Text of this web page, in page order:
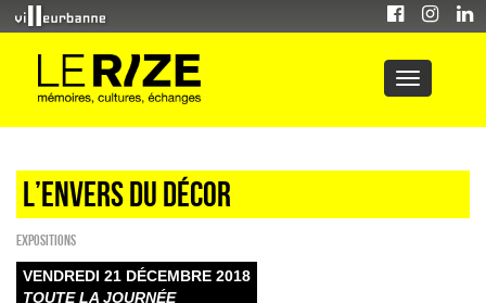
L’envers du décor
EXPOSITIONS
VENDREDI 21 DÉCEMBRE 2018
TOUTE LA JOURNÉE